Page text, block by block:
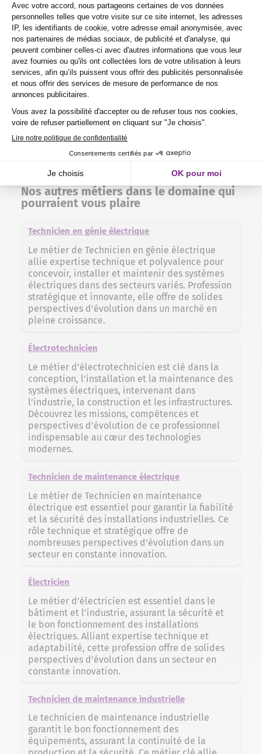
En outre, avec une formation complémentaire, il
pourrait même devenir ingénieur en
électromécanique. Enfin, s’il a le sens des affaires
et l’envie d’entreprendre, il pourrait créer sa
propre entreprise de services en
électromécanique.
PRÉ-INSCRIPTION
DEMANDE D'INFORMATIONS
Nos autres métiers dans le domaine qui
pourraient vous plaire
Technicien en génie électrique
Le métier de Technicien en génie électrique
allie expertise technique et polyvalence pour
concevoir, installer et maintenir des systèmes
électriques dans des secteurs variés. Profession
stratégique et innovante, elle offre de solides
perspectives d’évolution dans un marché en
pleine croissance.
Électrotechnicien
Le métier d’électrotechnicien est clé dans la
conception, l’installation et la maintenance des
systèmes électriques, intervenant dans
l’industrie, la construction et les infrastructures.
Découvrez les missions, compétences et
perspectives d’évolution de ce professionnel
indispensable au cœur des technologies
modernes.
Technicien de maintenance électrique
Le métier de Technicien en maintenance
électrique est essentiel pour garantir la fiabilité
et la sécurité des installations industrielles. Ce
rôle technique et stratégique offre de
nombreuses perspectives d’évolution dans un
secteur en constante innovation.
Électricien
Le métier d’électricien est essentiel dans le
bâtiment et l’industrie, assurant la sécurité et
le bon fonctionnement des installations
électriques. Alliant expertise technique et
adaptabilité, cette profession offre de solides
perspectives d’évolution dans un secteur en
constante innovation.
Technicien de maintenance industrielle
Le technicien de maintenance industrielle
garantit le bon fonctionnement des
équipements, assurant la continuité de la